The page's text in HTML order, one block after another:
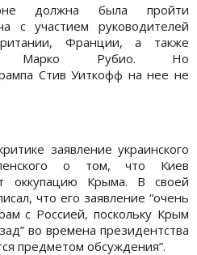
должна была пройти
с участием руководителей
Франции, а также
Марко Рубио. Но
Стив Уиткофф на нее не
заявление украинского
о том, что Киев
оккупацию Крыма. В своей
что его заявление “очень
с Россией, поскольку Крым
во времена президентства
предметом обсуждения”.